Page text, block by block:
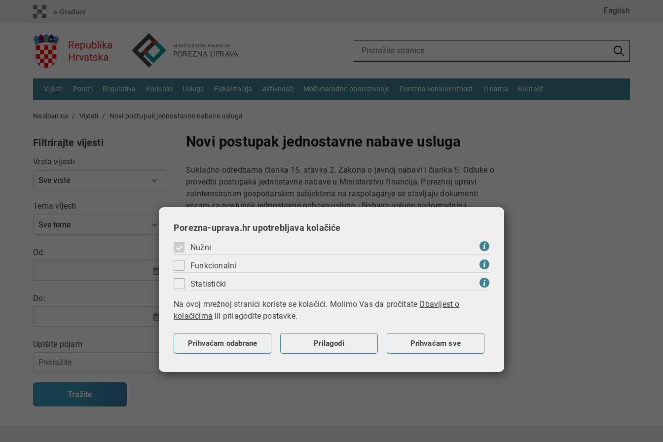
English
Vijesti Porezi Regulativa Korisnici Usluge Fiskalizacija Aktivnosti Međunarodno oporezivanje Porezna konkurentnost O nama Kontakt
Naslovnica Vijesti Novi postupak jednostavne nabave usluga
Filtrirajte vijesti
Vrsta vijesti
Tema vijesti
Od:
Do:
Upišite pojam
Novi postupak jednostavne nabave usluga
Sukladno odredbama članka 15. stavka 2. Zakona o javnoj nabavi i članka 5. Odluke o
provedbi postupaka jednostavne nabave u Ministarstvu financija, Poreznoj upravi
zainteresiranim gospodarskim subjektima na raspolaganje se stavljaju dokumenti
vezani za postupak jednostavne nabave usluga - Nabava usluge nadogradnje i
Objavljeno: 04.11.2025. Ispiši stranicu
Porezna-uprava.hr upotrebljava kolačiće
Nužni
Funkcionalni
Statistički
Na ovoj mrežnoj stranici koriste se kolačići. Molimo Vas da pročitate Obavijest o
kolačićima ili prilagodite postavke.
Prihvaćam odabrane Prilagodi Prihvaćam sve